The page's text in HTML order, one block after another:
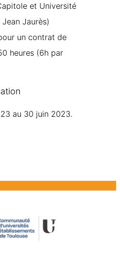
et Université
Jaurès)
un contrat de
heures (6h par
au 30 juin 2023.